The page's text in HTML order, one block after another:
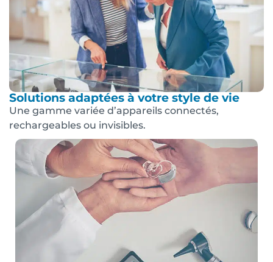
Solutions adaptées à votre style de vie
Une gamme variée d’appareils connectés,
rechargeables ou invisibles.